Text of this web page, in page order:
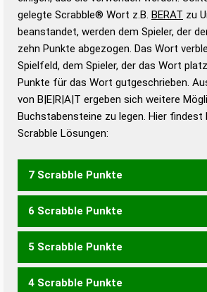
Wörterbücher sind:
Duden –
Duden –
Deutsch
Duden – Die
Duden –
gelegte Scrabble® Wort z.B. BERAT zu
beanstandet, werden dem Spieler, der
zehn Punkte abgezogen. Das Wort
Spielfeld, dem Spieler, der das Wort
Punkte für das Wort gutgeschrieben.
von B|E|R|A|T ergeben sich weitere
Buchstabensteine zu legen. Hier findest
Scrabble Lösungen:
7 Scrabble Punkte
BARTE BRATE ERBAT
6 Scrabble Punkte
ABER ABTE BARE BART
TABE TRAB
5 Scrabble Punkte
ABT BAR BAT BET ERB
4 Scrabble Punkte